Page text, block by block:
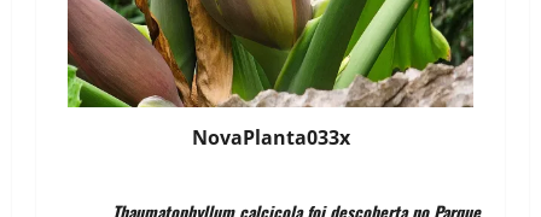
NovaPlanta033x
Thaumatophyllum calcicola foi descoberta no Parque